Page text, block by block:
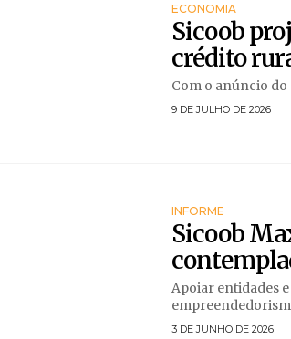
ECONOMIA
Sicoob
crédito
Com o anúncio
9 DE JULHO DE 2026
INFORME
Sicoob
Apoiar entidades
3 DE JUNHO DE 2026